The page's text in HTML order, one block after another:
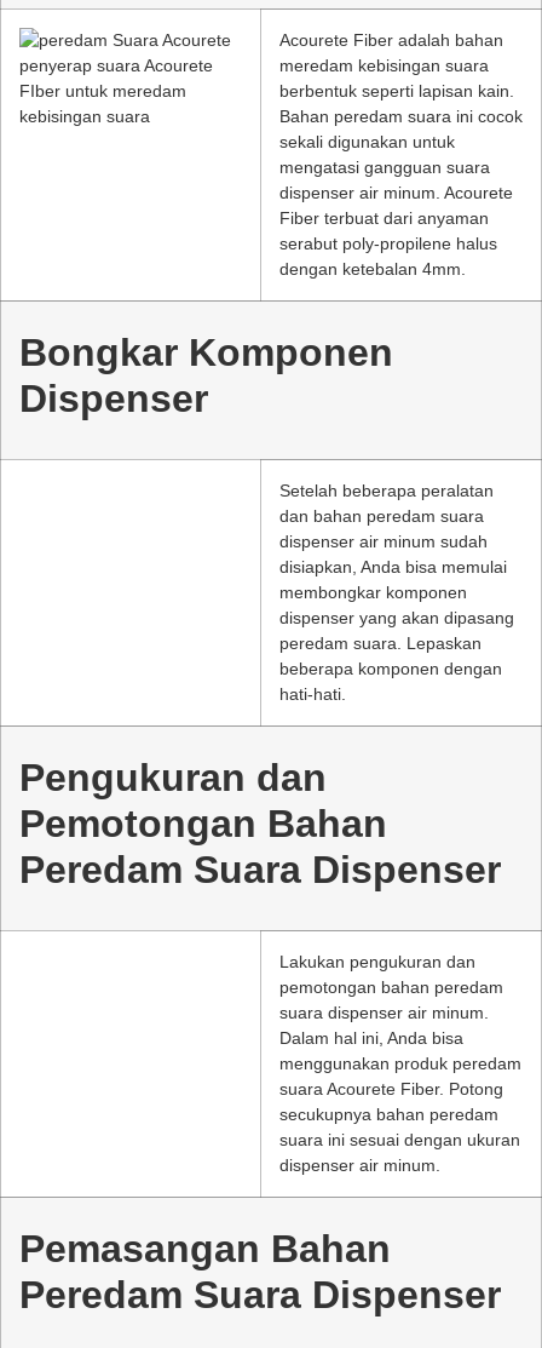
Acourete Fiber adalah bahan
meredam kebisingan suara
berbentuk seperti lapisan kain.
Bahan peredam suara ini cocok
sekali digunakan untuk
mengatasi gangguan suara
dispenser air minum. Acourete
Fiber terbuat dari anyaman
serabut poly-propilene halus
dengan ketebalan 4mm.
Bongkar Komponen
Dispenser
Setelah beberapa peralatan
dan bahan peredam suara
dispenser air minum sudah
disiapkan, Anda bisa memulai
membongkar komponen
dispenser yang akan dipasang
peredam suara. Lepaskan
beberapa komponen dengan
hati-hati.
Pengukuran dan
Pemotongan Bahan
Peredam Suara Dispenser
Lakukan pengukuran dan
pemotongan bahan peredam
suara dispenser air minum.
Dalam hal ini, Anda bisa
menggunakan produk peredam
suara Acourete Fiber. Potong
secukupnya bahan peredam
suara ini sesuai dengan ukuran
dispenser air minum.
Pemasangan Bahan
Peredam Suara Dispenser